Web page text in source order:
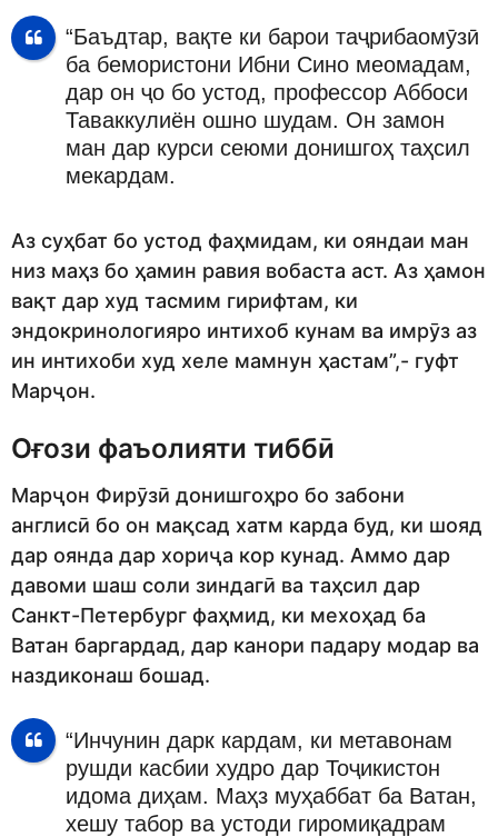
“Баъдтар, вақте ки барои таҷрибаомӯзӣ
ба бемористони Ибни Сино меомадам,
дар он ҷо бо устод, профессор Аббоси
Таваккулиён ошно шудам. Он замон
ман дар курси сеюми донишгоҳ таҳсил
мекардам.
Аз суҳбат бо устод фаҳмидам, ки ояндаи ман
низ маҳз бо ҳамин равия вобаста аст. Аз ҳамон
вақт дар худ тасмим гирифтам, ки
эндокринологияро интихоб кунам ва имрӯз аз
ин интихоби худ хеле мамнун ҳастам”,- гуфт
Марҷон.
Оғози фаъолияти тиббӣ
Марҷон Фирӯзӣ донишгоҳро бо забони
англисӣ бо он мақсад хатм карда буд, ки шояд
дар оянда дар хориҷа кор кунад. Аммо дар
давоми шаш соли зиндагӣ ва таҳсил дар
Санкт-Петербург фаҳмид, ки мехоҳад ба
Ватан баргардад, дар канори падару модар ва
наздиконаш бошад.
“Инчунин дарк кардам, ки метавонам
рушди касбии худро дар Тоҷикистон
идома диҳам. Маҳз муҳаббат ба Ватан,
хешу табор ва устоди гиромиқадрам